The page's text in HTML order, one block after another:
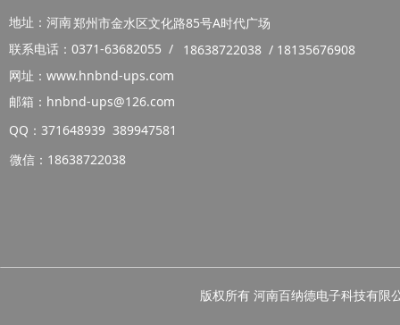
版权所有 河南百纳德电子科技有
QQ：371648939 389947581
18638722038 / 18135676908
联系电话：0371-63682055 /
邮箱：hnbnd-ups@126.com
网址：www.hnbnd-ups.com
微信：18638722038
郑州市金水区文化路85号A时代广场
地址：河南